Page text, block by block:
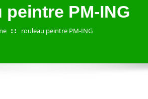
peintre PM-ING
rouleau peintre PM-ING